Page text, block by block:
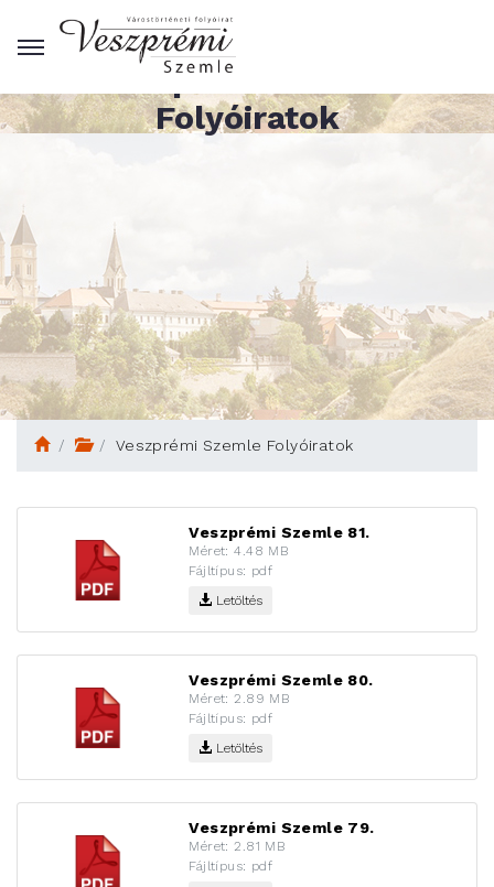
Veszprémi Szemle
Folyóiratok
Veszprémi Szemle Folyóiratok
Veszprémi Szemle 81.
Méret: 4.48 MB
Fájltípus: pdf
Letöltés
Veszprémi Szemle 80.
Méret: 2.89 MB
Fájltípus: pdf
Letöltés
Veszprémi Szemle 79.
Méret: 2.81 MB
Fájltípus: pdf